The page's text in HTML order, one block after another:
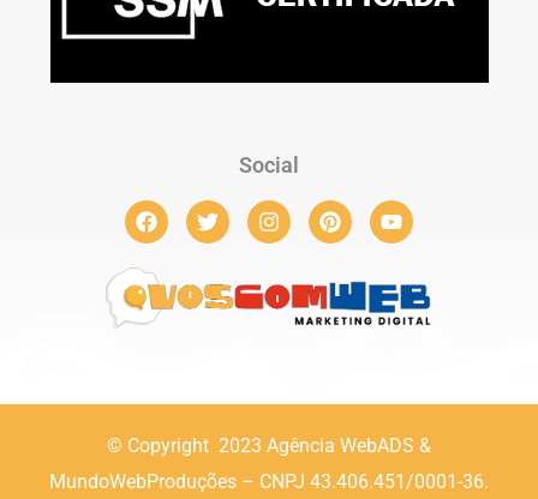
Social
© Copyright 2023 Agência WebADS &
MundoWebProduções – CNPJ 43.406.451/0001-36.